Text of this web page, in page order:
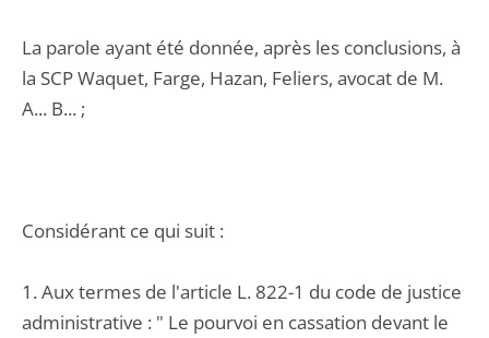
La parole ayant été donnée, après les conclusions, à
la SCP Waquet, Farge, Hazan, Feliers, avocat de M.
A... B... ;
Considérant ce qui suit :
1. Aux termes de l'article L. 822-1 du code de justice
administrative : " Le pourvoi en cassation devant le